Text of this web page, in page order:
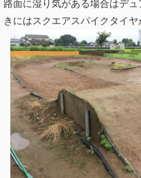
路面に湿り気がある場合はデ
きにはスクエアスパイクタイヤ